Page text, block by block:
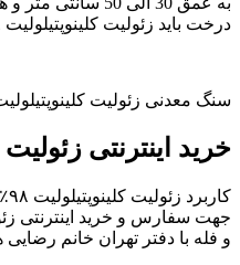
درخت باید زئولیت کلینوپتیلولیت ۹۸٪ پاجیده شود و با خاک دور درخت شخم و میکس شود .
سنگ معدنی زئولیت کلینوپتیلولیت قابل میکس
خرید اینترنتی
کاربرد زئولیت کلینوپتیلولیت ۹۸٪ معدن زئولیت سمنان :
جهت سفارس و خرید اینترنتی
و فله با دفتر تهران خانم رضایی